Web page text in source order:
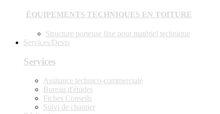
ÉQUIPEMENTS TECHNIQUES EN TOITURE
Structure porteuse fixe pour matériel technique
Services/Devis
Services
Assitance technico-commerciale
Bureau d'études
Fiches Conseils
Suivi de chantier